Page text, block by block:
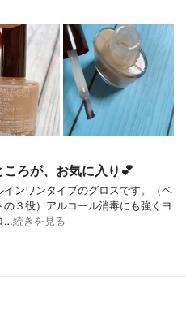
ろが、お気に入り💕
ンワンタイプのグロスです。（ベ
３役）アルコール消毒にも強くヨ
…続きを見る